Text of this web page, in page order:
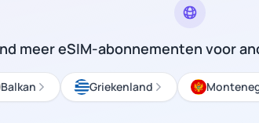
meer eSIM-abonnementen voor
Balkan Griekenland